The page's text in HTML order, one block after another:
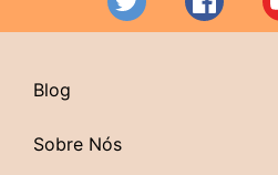
Blog
Sobre Nós